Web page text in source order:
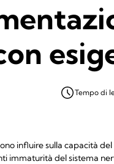
Tempo di
influire sulla capacità
immaturità del sistema